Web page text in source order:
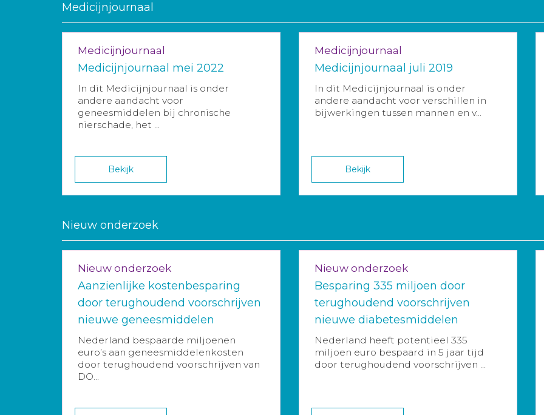
Medicijnjournaal
Medicijnjournaal
Medicijnjournaal mei 2022
In dit Medicijnjournaal is onder
andere aandacht voor
geneesmiddelen bij chronische
nierschade, het ...
Bekijk
Medicijnjournaal
Medicijnjournaal juli 2019
In dit Medicijnjournaal is onder
andere aandacht voor verschillen in
bijwerkingen tussen mannen en v...
Bekijk
Nieuw onderzoek
Nieuw onderzoek
Aanzienlijke kostenbesparing
door terughoudend voorschrijven
nieuwe geneesmiddelen
Nederland bespaarde miljoenen
euro’s aan geneesmiddelenkosten
door terughoudend voorschrijven van
DO...
Nieuw onderzoek
Besparing 335 miljoen door
terughoudend voorschrijven
nieuwe diabetesmiddelen
Nederland heeft potentieel 335
miljoen euro bespaard in 5 jaar tijd
door terughoudend voorschrijven ...